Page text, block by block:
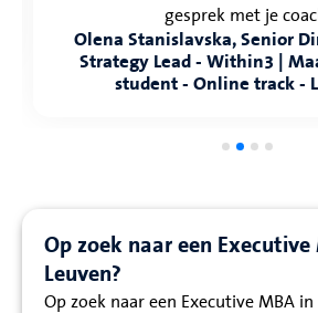
gesprek met je
Olena Stanislavska, Senior
Strategy Lead - Within3 |
student - Online track -
Op zoek naar een Executive
Leuven?
Op zoek naar een Executive MBA